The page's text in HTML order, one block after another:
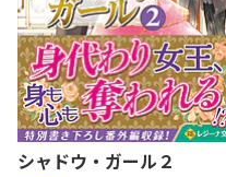
シャドウ・ガール２